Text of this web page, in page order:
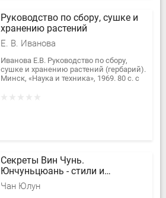
Руководство по сбору, сушке и
хранению растений
Е. В. Иванова
Иванова Е.В. Руководство по сбору,
сушке и хранению растений (гербарий).
Минск, «Наука и техника», 1969. 80 с. с
Секреты Вин Чунь.
Юнчуньцюань - стили и
направления
Чан Юлун